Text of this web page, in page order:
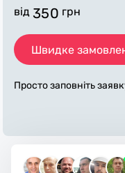
від 350 грн
Швидке
Просто заповніть
питання по «ремонт
конавці стежать за